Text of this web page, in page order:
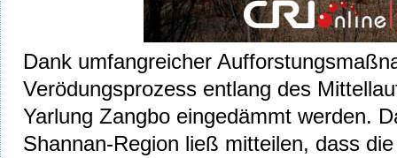
Dank umfangreicher
Verödungsprozess entlang des
Yarlung Zangbo eingedämmt werden.
Shannan-Region ließ mitteilen, dass